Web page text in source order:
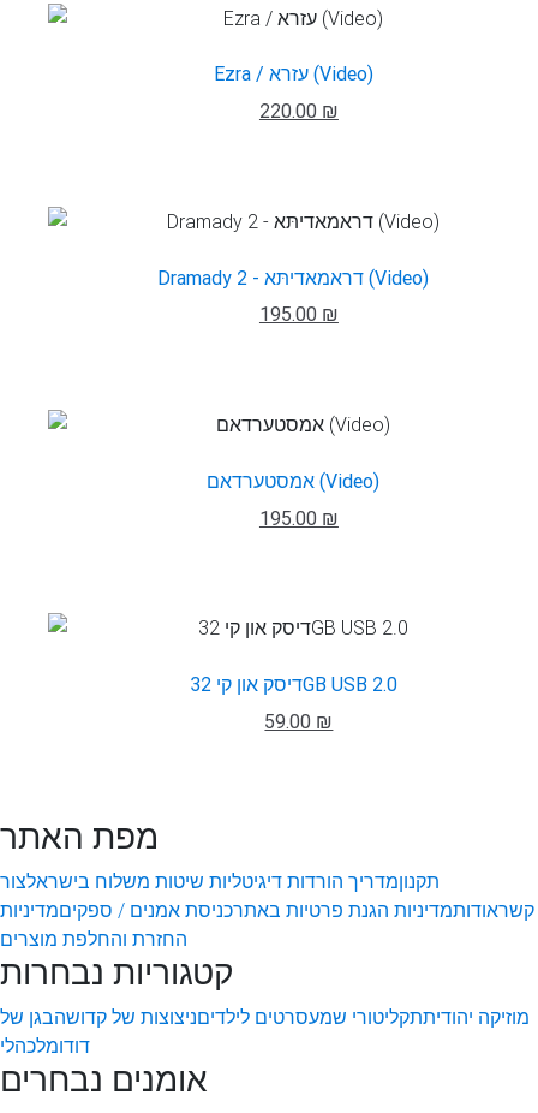
Ezra / עזרא (Video)
220.00 ₪
Dramady 2 - דראמאדיתּא (Video)
195.00 ₪
אמסטערדאם (Video)
195.00 ₪
דיסק און קי 32GB USB 2.0
59.00 ₪
מפת האתר
תקנוןמדריך הורדות דיגיטליות שיטות משלוח בישראלצור
קשראודותמדיניות הגנת פרטיות באתרכניסת אמנים / ספקיםמדיניות
החזרת והחלפת מוצרים
קטגוריות נבחרות
מוזיקה יהודיתתקליטורי שמעסרטים לילדיםניצוצות של קדושהבגן של
דודומלכהלי
אומנים נבחרים